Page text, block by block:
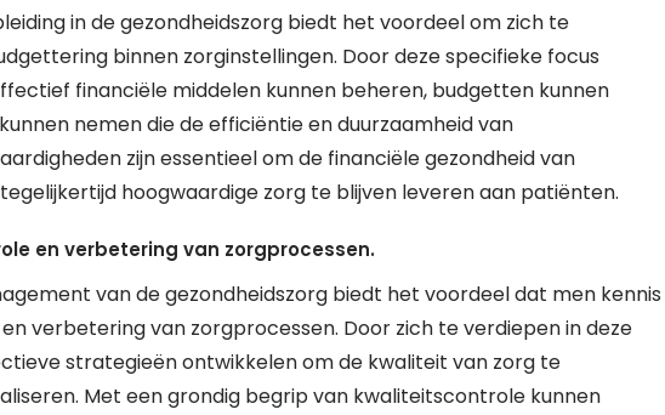
in de gezondheidszorg biedt het voordeel om zich te
binnen zorginstellingen. Door deze specifieke focus
financiële middelen kunnen beheren, budgetten kunnen
nemen die de efficiëntie en duurzaamheid van
zijn essentieel om de financiële gezondheid van
hoogwaardige zorg te blijven leveren aan patiënten.
en verbetering van zorgprocessen.
van de gezondheidszorg biedt het voordeel dat men kennis
verbetering van zorgprocessen. Door zich te verdiepen in deze
strategieën ontwikkelen om de kwaliteit van zorg te
Met een grondig begrip van kwaliteitscontrole kunnen